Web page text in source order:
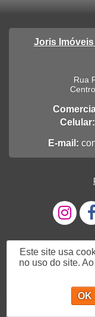
Me Chame no
Joris
Rua
Centro
Celular:
E-mail:
Este site usa
no uso do site.
OK